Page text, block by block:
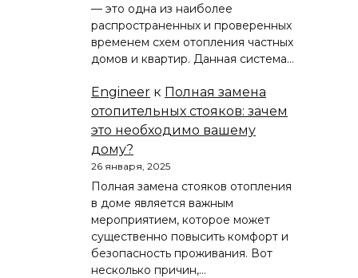
— это одна из наиболее
распространенных и проверенных
временем схем отопления частных
домов и квартир. Данная система…
Engineer к Полная замена
отопительных стояков: зачем
это необходимо вашему
дому?
26 января, 2025
Полная замена стояков отопления
в доме является важным
мероприятием, которое может
существенно повысить комфорт и
безопасность проживания. Вот
несколько причин,…